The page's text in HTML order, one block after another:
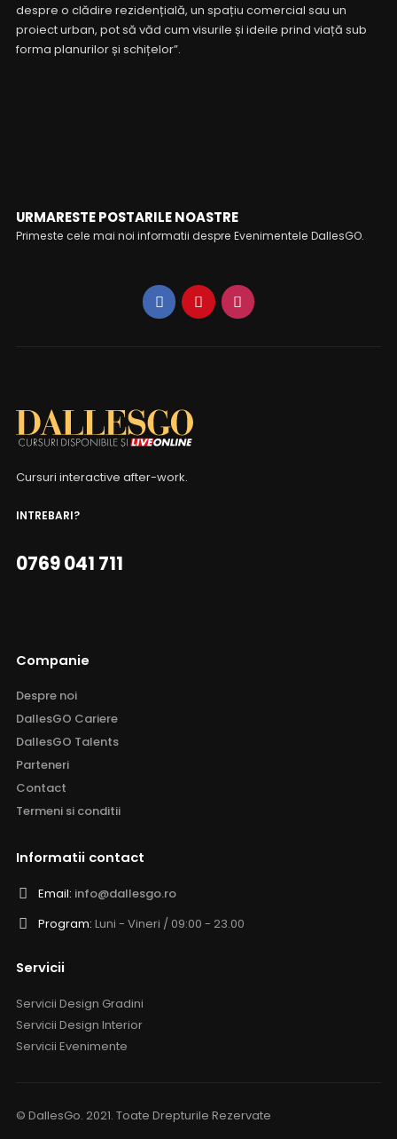
despre o clădire rezidențială, un spațiu comercial sau un
proiect urban, pot să văd cum visurile și ideile prind viață sub
forma planurilor și schițelor”.
URMARESTE POSTARILE NOASTRE
Primeste cele mai noi informatii despre Evenimentele DallesGO.
Cursuri interactive after-work.
INTREBARI?
0769 041 711
Companie
Despre noi
DallesGO Cariere
DallesGO Talents
Parteneri
Contact
Termeni si conditii
Informatii contact
Email: info@dallesgo.ro
Program: Luni - Vineri / 09:00 - 23.00
Servicii
Servicii Design Gradini
Servicii Design Interior
Servicii Evenimente
© DallesGo. 2021. Toate Drepturile Rezervate